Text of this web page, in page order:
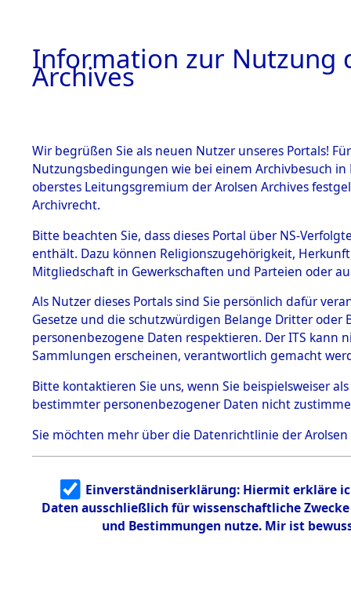
BESTÄNDE
1.
mente
5. Verschiedenes
5.3
Todesmärsche
5.3.1 Alliierte
Erhebungen
zu
Todesmärsch
en
5.3.2
Identifizierun
g
5.3.3
Todesmärsch
Dead -
Branch -
0157
Information zur Nutzung
Archives
Wir begrüßen Sie als neuen Nutzer unseres Portals!
Nutzungsbedingungen wie bei einem Archivbesuch
oberstes Leitungsgremium der Arolsen Archives
Archivrecht.
Bitte beachten Sie, dass dieses Portal über NS-
enthält. Dazu können Religionszugehörigkeit,
Mitgliedschaft in Gewerkschaften und Parteien oder
Als Nutzer dieses Portals sind Sie persönlich dafür
Gesetze und die schutzwürdigen Belange Dritter
personenbezogene Daten respektieren. Der ITS
Sammlungen erscheinen, verantwortlich gemacht
Bitte kontaktieren Sie uns, wenn Sie beispielsweiser
bestimmter personenbezogener Daten nicht
Sie möchten mehr über die Datenrichtlinie der Arolsen
Einverständniserklärung: Hiermit erkläre
Daten ausschließlich für wissenschaftliche
und Bestimmungen nutze. Mir ist